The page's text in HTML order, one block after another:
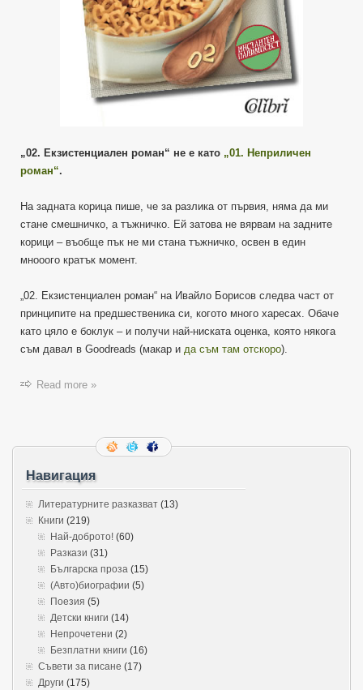
„02. Екзистенциален роман“ не е като „01. Неприличен
роман“.
На задната корица пише, че за разлика от първия, няма да ми
стане смешничко, а тъжничко. Ей затова не вярвам на задните
корици – въобще пък не ми стана тъжничко, освен в един
мнооого кратък момент.
„02. Екзистенциален роман“ на Ивайло Борисов следва част от
принципите на предшественика си, когото много харесах. Обаче
като цяло е боклук – и получи най-ниската оценка, която някога
съм давал в Goodreads (макар и да съм там отскоро).
Read more »
Навигация
Литературните разказват (13)
Книги (219)
Най-доброто! (60)
Разкази (31)
Българска проза (15)
(Авто)биографии (5)
Поезия (5)
Детски книги (14)
Непрочетени (2)
Безплатни книги (16)
Съвети за писане (17)
Други (175)